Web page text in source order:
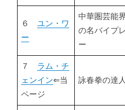
カンフー映画を観る方法 【動画配
第4章 おすすめカンフー映画13選
片腕カンフー対空飛ぶギロチン（
映画13選②】
酔拳（1978） 【おすすめカンフ
６ユン・ワ
ー
中華圏芸能
の名バイプ
ー
７ ラム・チ
ェンイン⇐当
ページ
詠春拳の達人